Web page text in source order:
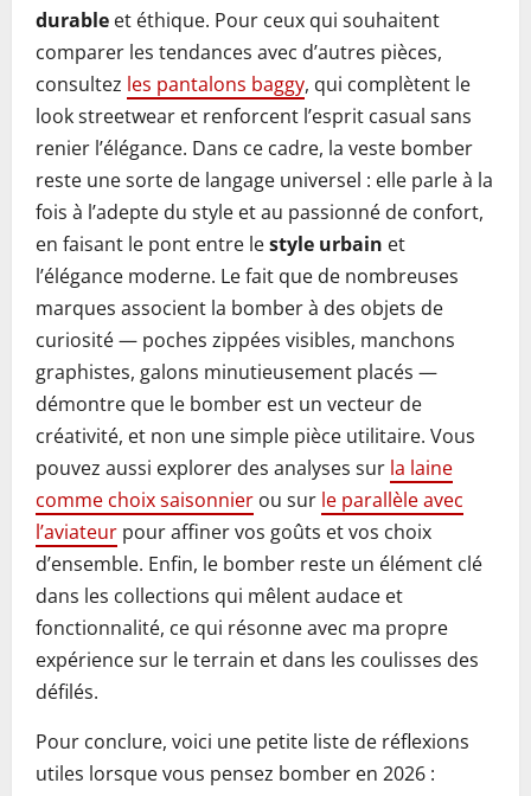
durable et éthique. Pour ceux qui souhaitent
comparer les tendances avec d’autres pièces,
consultez les pantalons baggy, qui complètent le
look streetwear et renforcent l’esprit casual sans
renier l’élégance. Dans ce cadre, la veste bomber
reste une sorte de langage universel : elle parle à la
fois à l’adepte du style et au passionné de confort,
en faisant le pont entre lestyle urbain et
l’élégance moderne. Le fait que de nombreuses
marques associent la bomber à des objets de
curiosité — poches zippées visibles, manchons
graphistes, galons minutieusement placés —
démontre que le bomber est un vecteur de
créativité, et non une simple pièce utilitaire. Vous
pouvez aussi explorer des analyses sur la laine
comme choix saisonnier ou sur le parallèle avec
l’aviateur pour affiner vos goûts et vos choix
d’ensemble. Enfin, le bomber reste un élément clé
dans les collections qui mêlent audace et
fonctionnalité, ce qui résonne avec ma propre
expérience sur le terrain et dans les coulisses des
défilés.
Pour conclure, voici une petite liste de réflexions
utiles lorsque vous pensez bomber en 2026 :